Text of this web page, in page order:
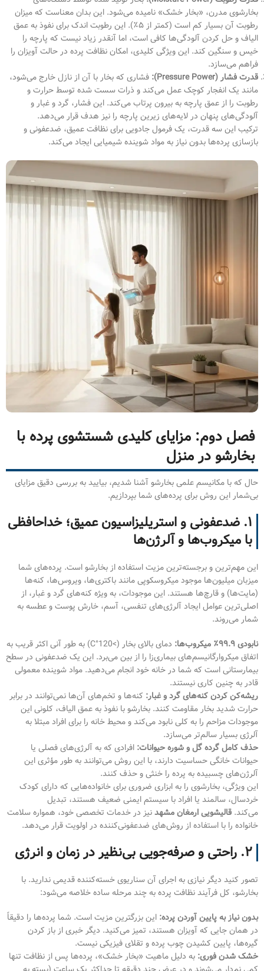
بخارشوی مدرن، «بخار خشک» نامیده می‌شود. این بدان معناست که میزان
رطوبت آن بسیار کم است (کمتر از ۵٪). این رطوبت اندک برای نفوذ به عمق
الیاف و حل کردن آلودگی‌ها کافی است، اما آنقدر زیاد نیست که پارچه را
خیس و سنگین کند. این ویژگی کلیدی، امکان نظافت پرده در حالت آویزان را
فراهم می‌سازد.
قدرت فشار (Pressure Power):
فشاری که بخار با آن از نازل خارج می‌شود،
مانند یک انفجار کوچک عمل می‌کند و ذرات سست شده توسط حرارت و
رطوبت را از عمق پارچه به بیرون پرتاب می‌کند. این فشار، گرد و غبار و
آلودگی‌های پنهان در لایه‌های زیرین پارچه را نیز هدف قرار می‌دهد.
ترکیب این سه قدرت، یک فرمول جادویی برای نظافت عمیق، ضدعفونی و
بازسازی پرده‌ها بدون نیاز به مواد شوینده شیمیایی ایجاد می‌کند.
فصل دوم: مزایای کلیدی شستشوی پرده با
بخارشو در منزل
حال که با مکانیسم علمی بخارشو آشنا شدیم، بیایید به بررسی دقیق مزایای
بی‌شمار این روش برای پرده‌های شما بپردازیم.
۱. ضدعفونی و استریلیزاسیون عمیق؛ خداحافظی
با میکروب‌ها و آلرژن‌ها
این مهم‌ترین و برجسته‌ترین مزیت استفاده از بخارشو است. پرده‌های شما
میزبان میلیون‌ها موجود میکروسکوپی مانند باکتری‌ها، ویروس‌ها، کنه‌ها
(مایت‌ها) و قارچ‌ها هستند. این موجودات، به ویژه کنه‌های گرد و غبار، از
اصلی‌ترین عوامل ایجاد آلرژی‌های تنفسی، آسم، خارش پوست و عطسه به
شمار می‌روند.
نابودی ۹۹.۹٪ میکروب‌ها:
دمای بالای بخار (>120°C) به طور آنی اکثر قریب به
اتفاق میکروارگانیسم‌های بیماری‌زا را از بین می‌برد. این یک ضدعفونی در سطح
بیمارستانی است که شما در خانه خود انجام می‌دهید. مواد شوینده معمولی
قادر به چنین کاری نیستند.
ریشه‌کن کردن کنه‌های گرد و غبار: کنه‌ها و تخم‌های آن‌ها نمی‌توانند در برابر
حرارت شدید بخار مقاومت کنند. بخارشو با نفوذ به عمق الیاف، کلونی این
موجودات مزاحم را به کلی نابود می‌کند و محیط خانه را برای افراد مبتلا به
آلرژی بسیار سالم‌تر می‌سازد.
حذف کامل گرده گل و شوره حیوانات: افرادی که به آلرژی‌های فصلی یا
حیوانات خانگی حساسیت دارند، با این روش می‌توانند به طور مؤثری این
آلرژن‌های چسبیده به پرده را خنثی و حذف کنند.
این ویژگی، بخارشوی را به ابزاری ضروری برای خانواده‌هایی که دارای کودک
خردسال، سالمند یا افراد با سیستم ایمنی ضعیف هستند، تبدیل
می‌کند. قالیشویی ارمغان مشهدنیز در خدمات تخصصی خود، همواره سلامت
خانواده را با استفاده از روش‌های ضدعفونی‌کننده در اولویت قرار می‌دهد.
۲. راحتی و صرفه‌جویی بی‌نظیر در زمان و انرژی
تصور کنید دیگر نیازی به اجرای آن سناریوی خسته‌کننده قدیمی ندارید. با
بخارشو، کل فرآیند نظافت پرده به چند مرحله ساده خلاصه می‌شود:
بدون نیاز به پایین آوردن پرده: این بزرگترین مزیت است. شما پرده‌ها را دقیقاً
در همان جایی که آویزان هستند، تمیز می‌کنید. دیگر خبری از باز کردن
گیره‌ها، پایین کشیدن چوب پرده و تقلای فیزیکی نیست.
خشک شدن فوری: به دلیل ماهیت «بخار خشک»، پرده‌ها پس از نظافت تنها